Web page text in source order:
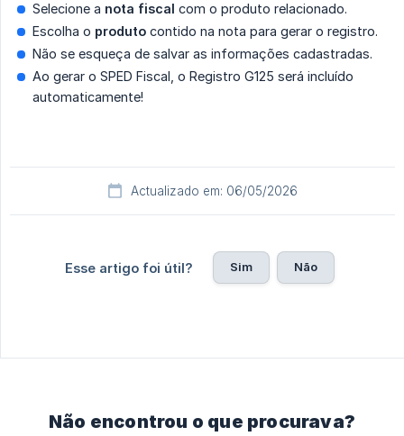
Selecione a nota fiscal com o produto relacionado.
Escolha o produto contido na nota para gerar o registro.
Não se esqueça de salvar as informações cadastradas.
Ao gerar o SPED Fiscal, o Registro G125 será incluído
automaticamente!
Actualizado em: 06/05/2026
Esse artigo foi útil? Sim Não
Não encontrou o que procurava?